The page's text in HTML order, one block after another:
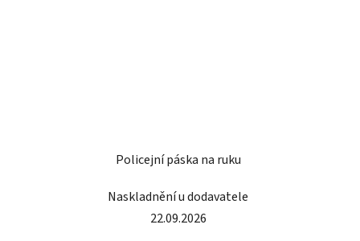
Policejní páska na ruku
Naskladnění u dodavatele
22.09.2026